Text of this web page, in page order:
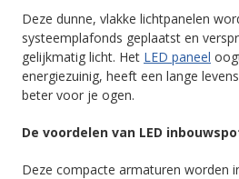
Deze dunne, vlakke lichtpanelen
systeemplafonds geplaatst en
gelijkmatig licht. Het LED paneel
energiezuinig, heeft een lange
beter voor je ogen.
De voordelen van LED
Deze compacte armaturen worden